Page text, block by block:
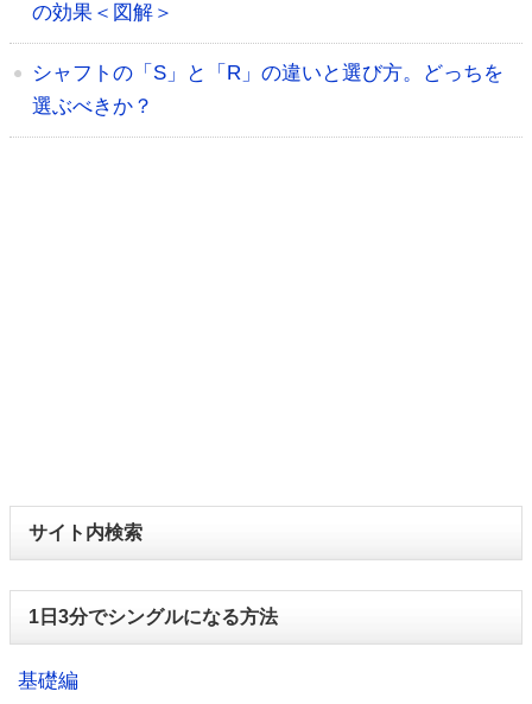
の効果＜図解＞
シャフトの「S」と「R」の違いと選び方。どっちを
選ぶべきか？
サイト内検索
1日3分でシングルになる方法
基礎編